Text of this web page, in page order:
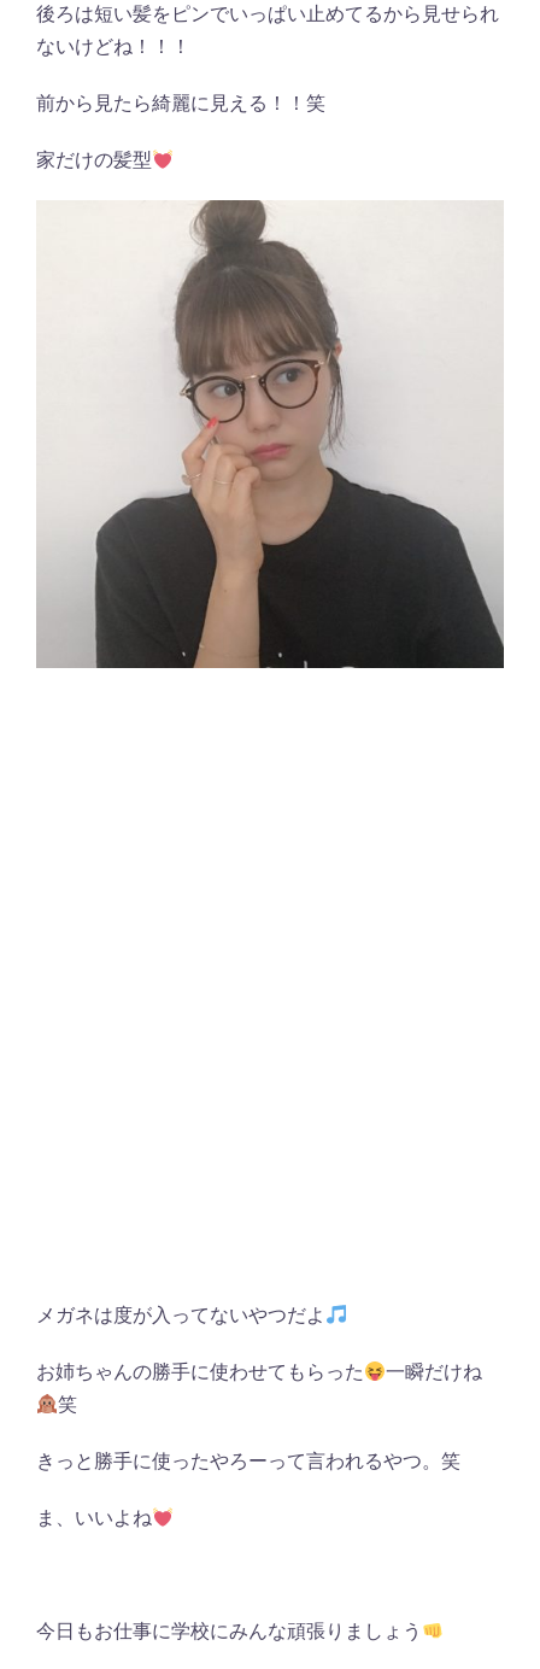
後ろは短い髪をピンでいっぱい止めてるから見せられ
ないけどね！！！
前から見たら綺麗に見える！！笑
家だけの髪型
メガネは度が入ってないやつだよ
お姉ちゃんの勝手に使わせてもらった
一瞬だけね
笑
きっと勝手に使ったやろーって言われるやつ。笑
ま、いいよね
今日もお仕事に学校にみんな頑張りましょう